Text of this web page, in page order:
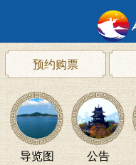
预约购票
导览图 公告